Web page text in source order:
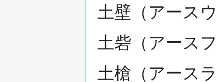
土壁（アース
土砦（アース
土槍（アース